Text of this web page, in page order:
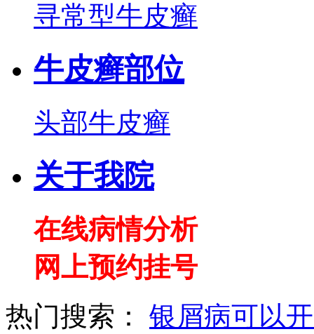
寻常型牛皮癣
牛皮癣部位
头部牛皮癣
关于我院
在线病情分析
网上预约挂号
热门搜索：
银屑病可以